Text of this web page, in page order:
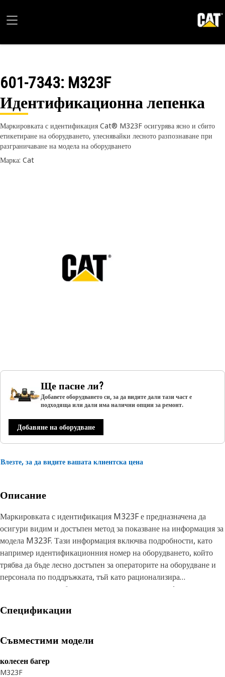
601-7343: M323F
Идентификационна лепенка
Маркировката с идентификация Cat® M323F осигурява ясно и сбито
етикетиране на оборудването, улеснявайки лесното разпознаване при
разграничаване на модела на оборудването
Марка: Cat
Ще пасне ли?
Добавете оборудването си, за да видите дали тази част е
подходяща или дали има налични опции за ремонт.
Добавяне на оборудване
Влезте, за да видите вашата клиентска цена
Описание
Маркировката с идентификация M323F е предназначена да
осигури видим и достъпен метод за показване на информация за
модела M323F. Тази информация включва подробности, като
например идентификационния номер на оборудването, който
трябва да бъде лесно достъпен за операторите на оборудване и
персонала по поддръжката, тъй като рационализира
управлението на оборудването, което позволява ефективна
усещане за марка.
Характеристики:
• Да устои на продължително излагане на слънчева светлина.
• Забележимо от разстояние и подобряване на разпознаването на
Спецификации
Съвместими модели
колесен багер
M323F